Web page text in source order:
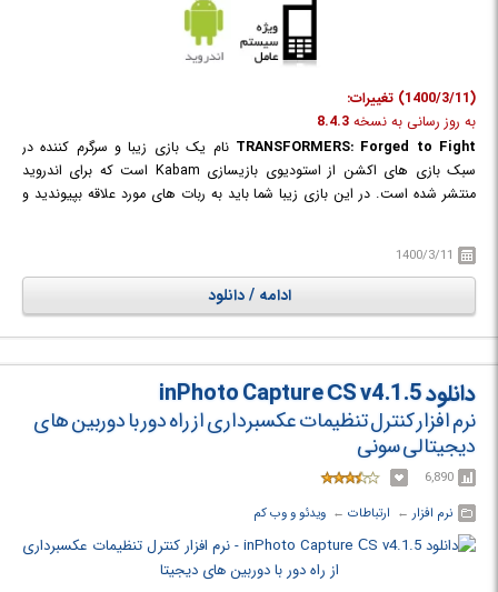
(1400/3/11) تغییرات:
به روز رسانی به نسخه 8.4.3
TRANSFORMERS: Forged to Fight نام یک بازی زیبا و سرگرم کننده در
سبک بازی های اکشن از استودیوی بازیسازی Kabam است که برای اندروید
منتشر شده است. در این بازی زیبا شما باید به ربات های مورد علاقه بپیوندید و
و با بازیکنان دیگر در حملات مختلف مبارزه کنید و از پایگاه خود محافظت کنید و
از کسانی که به شما حمله می کنند انتقام بگیرید و به پایگاههای دشمن محافظت
کنید. اگر از طرفداران سری فیلم ها یا کمیک بوک های transformers می باشید
همراه گیم پلی ای مهیج و اکشن است.
1400/3/11
ادامه / دانلود
دانلود inPhoto Capture СS v4.1.5
نرم افزار کنترل تنظیمات عکسبرداری از راه دور با دوربین های
دیجیتالی سونی
6,890
نرم افزار ← ‏ ارتباطات ← ‏ ویدئو و وب کم